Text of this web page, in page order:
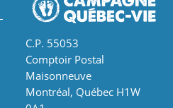
C.P. 55053
Comptoir Postal
Maisonneuve
Montréal, Québec H1W